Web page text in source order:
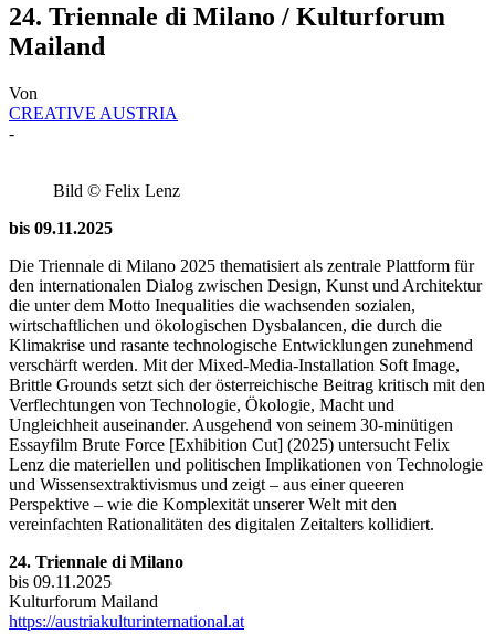
24. Triennale di Milano / Kulturforum
Mailand
Von
CREATIVE AUSTRIA
-
Bild © Felix Lenz
bis 09.11.2025
Die Triennale di Milano 2025 thematisiert als zentrale Plattform für
den internationalen Dialog zwischen Design, Kunst und Architektur
die unter dem Motto Inequalities die wachsenden sozialen,
wirtschaftlichen und ökologischen Dysbalancen, die durch die
Klimakrise und rasante technologische Entwicklungen zunehmend
verschärft werden. Mit der Mixed-Media-Installation Soft Image,
Brittle Grounds setzt sich der österreichische Beitrag kritisch mit den
Verflechtungen von Technologie, Ökologie, Macht und
Ungleichheit auseinander. Ausgehend von seinem 30-minütigen
Essayfilm Brute Force [Exhibition Cut] (2025) untersucht Felix
Lenz die materiellen und politischen Implikationen von Technologie
und Wissensextraktivismus und zeigt – aus einer queeren
Perspektive – wie die Komplexität unserer Welt mit den
vereinfachten Rationalitäten des digitalen Zeitalters kollidiert.
24. Triennale di Milano
bis 09.11.2025
Kulturforum Mailand
https://austriakulturinternational.at